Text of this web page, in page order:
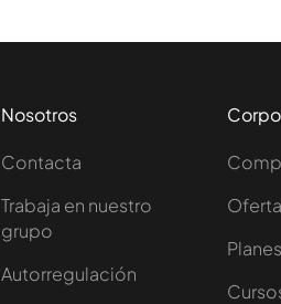
Nosotros
Contacta
Trabaja en nuestro
grupo
Autorregulación